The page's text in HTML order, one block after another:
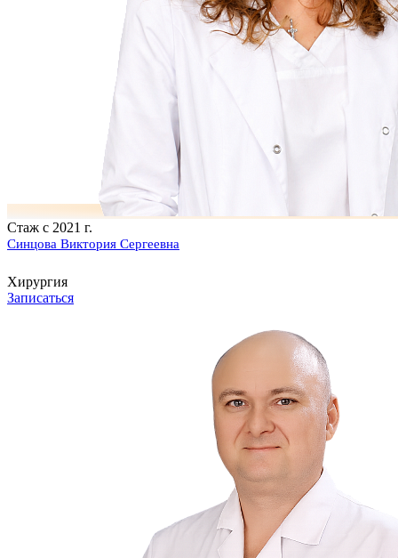
Стаж с 2021 г.
Синцова Виктория Сергеевна
Хирургия
Записаться